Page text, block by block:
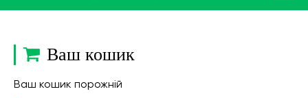
Ваш кошик
Ваш кошик порожній